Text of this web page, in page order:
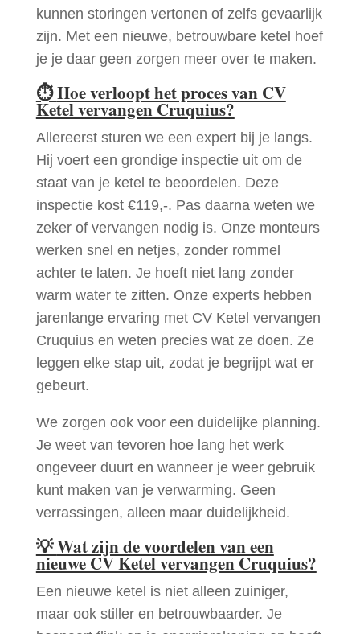
kunnen storingen vertonen of zelfs gevaarlijk
zijn. Met een nieuwe, betrouwbare ketel hoef
je je daar geen zorgen meer over te maken.
⏱Hoe verloopt het proces van CV
Ketel vervangen Cruquius?
Allereerst sturen we een expert bij je langs.
Hij voert een grondige inspectie uit om de
staat van je ketel te beoordelen. Deze
inspectie kost €119,-. Pas daarna weten we
zeker of vervangen nodig is. Onze monteurs
werken snel en netjes, zonder rommel
achter te laten. Je hoeft niet lang zonder
warm water te zitten. Onze experts hebben
jarenlange ervaring met CV Ketel vervangen
Cruquius en weten precies wat ze doen. Ze
leggen elke stap uit, zodat je begrijpt wat er
gebeurt.
We zorgen ook voor een duidelijke planning.
Je weet van tevoren hoe lang het werk
ongeveer duurt en wanneer je weer gebruik
kunt maken van je verwarming. Geen
verrassingen, alleen maar duidelijkheid.
💡Wat zijn de voordelen van een
nieuwe CV Ketel vervangen Cruquius?
Een nieuwe ketel is niet alleen zuiniger,
maar ook stiller en betrouwbaarder. Je